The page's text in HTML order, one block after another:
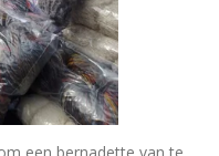
een bernadette van te